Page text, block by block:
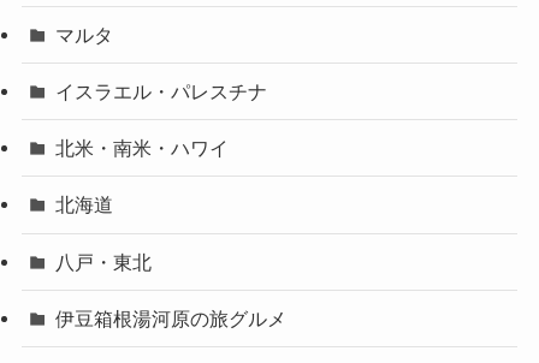
マルタ
イスラエル・パレスチナ
北米・南米・ハワイ
北海道
八戸・東北
伊豆箱根湯河原の旅グルメ